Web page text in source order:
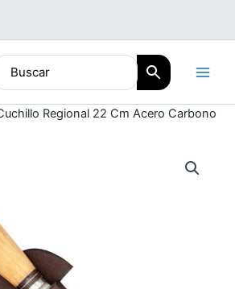
Regional 22 Cm Acero Carbono